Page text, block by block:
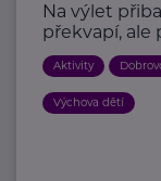
Na výlet
překvapí, ale
Aktivity
Výchova dětí